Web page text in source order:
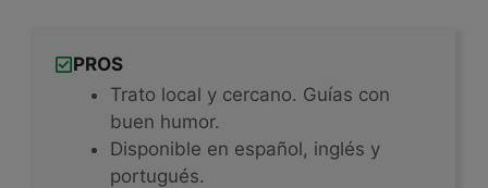
PROS
Trato local y cercano. Guías con
buen humor.
Disponible en español, inglés y
portugués.